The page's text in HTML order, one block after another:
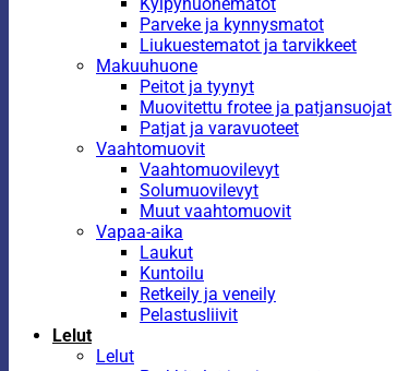
Parveke ja kynnysmatot
Liukuestematot ja tarvikkeet
Makuuhuone
Peitot ja tyynyt
Muovitettu frotee ja patjansuojat
Patjat ja varavuoteet
Vaahtomuovit
Vaahtomuovilevyt
Solumuovilevyt
Muut vaahtomuovit
Vapaa-aika
Laukut
Kuntoilu
Retkeily ja veneily
Pelastusliivit
Lelut
Lelut